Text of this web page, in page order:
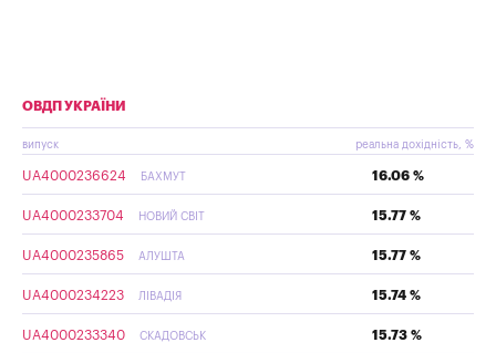
ОВДП УКРАЇНИ
випуск реальна дохідність, %
UA4000236624 БАХМУТ 16.06 %
UA4000233704 НОВИЙ СВІТ 15.77 %
UA4000235865 АЛУШТА 15.77 %
UA4000234223 ЛІВАДІЯ 15.74 %
UA4000233340 СКАДОВСЬК 15.73 %